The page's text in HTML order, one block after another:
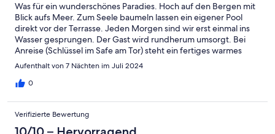
Was für ein wunderschönes Paradies. Hoch auf den Bergen mit
Blick aufs Meer. Zum Seele baumeln lassen ein eigener Pool
direkt vor der Terrasse. Jeden Morgen sind wir erst einmal ins
Wasser gesprungen. Der Gast wird rundherum umsorgt. Bei
Anreise (Schlüssel im Safe am Tor) steht ein fertiges warmes
Essen auf dem Herd. Dazu ein griechischer Salat im Kühlschrank,
Olivenöl. Die Kommunikation mit dem Vermieter Argiri erfolgt
beantwortet und umgesetzt. Innerhalb weniger Minuten sind
seine charmanten Eltern da und schaffen Abhilfe. Wir haben uns
so wohl gefühlt und sagen Argiri und seinen Eltern von Herzen
Aufenthalt von 7 Nächten im Juli 2024
0
Verifizierte Bewertung